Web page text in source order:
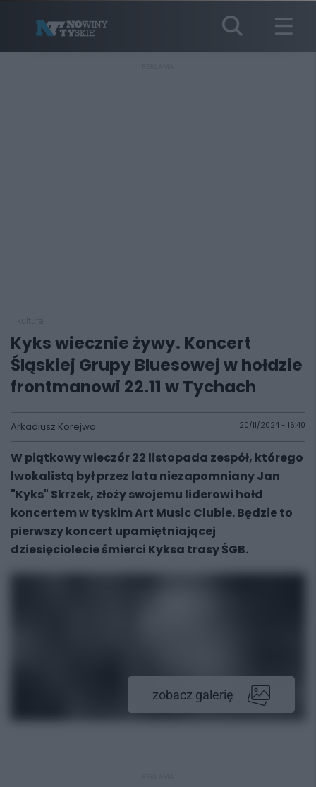
Kyks wiecznie żywy. Koncert
Śląskiej Grupy Bluesowej w hołdzie
frontmanowi 22.11 w Tychach
Arkadiusz Korejwo 20/11/2024 - 16:40
W piątkowy wieczór 22 listopada zespół, którego
lwokalistą był przez lata niezapomniany Jan
"Kyks" Skrzek, złoży swojemu liderowi hołd
koncertem w tyskim Art Music Clubie. Będzie to
pierwszy koncert upamiętniającej
dziesięciolecie śmierci Kyksa trasy ŚGB.
zobacz galerię